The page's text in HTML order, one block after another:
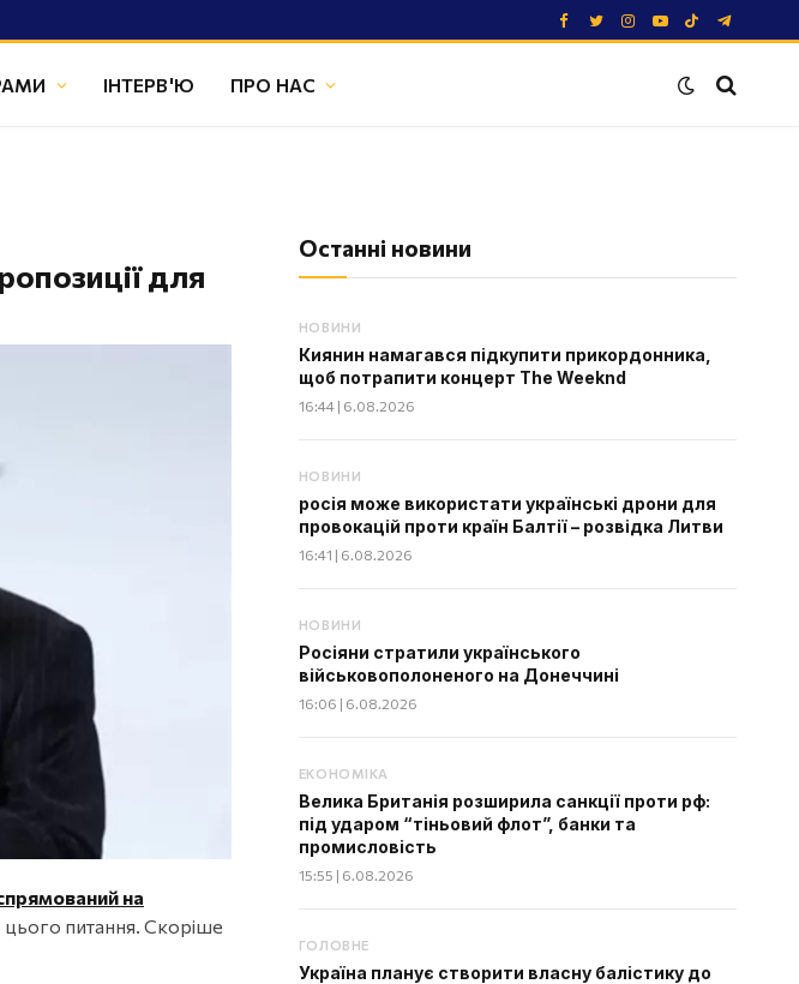
Facebook
TwitterInstagram
YouTube
TikTokTelegram
ІНТЕРВ'Ю ПРО НАС
для
на
питання. Скоріше
Останні новини
НОВИНИ
Киянин намагався підкупити прикордонника,
щоб потрапити концерт The Weeknd
16:44 | 6.08.2026
НОВИНИ
росія може використати українські дрони для
провокацій проти країн Балтії – розвідка Литви
16:41 | 6.08.2026
НОВИНИ
Росіяни стратили українського
військовополоненого на Донеччині
16:06 | 6.08.2026
ЕКОНОМІКА
Велика Британія розширила санкції проти рф:
під ударом “тіньовий флот”, банки та
промисловість
15:55 | 6.08.2026
ГОЛОВНЕ
Україна планує створити власну балістику до